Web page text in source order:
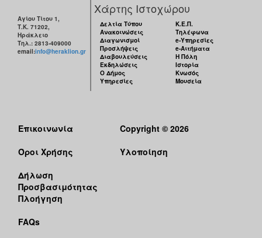
Αγίου Τίτου 1,
Τ.Κ. 71202,
Ηράκλειο
Τηλ.: 2813-409000
email:info@heraklion.gr
Χάρτης Ιστοχώρου
Δελτία Τύπου
Ανακοινώσεις
Διαγωνισμοί
Προσλήψεις
Διαβουλεύσεις
Εκδηλώσεις
Ο Δήμος
Υπηρεσίες
Κ.Ε.Π.
Τηλέφωνα
e-Υπηρεσίες
e-Αιτήματα
Η Πόλη
Ιστορία
Κνωσός
Μουσεία
Επικοινωνία
Όροι Χρήσης
Δήλωση
Προσβασιμότητας
Πλοήγηση
FAQs
Copyright © 2026
Υλοποίηση